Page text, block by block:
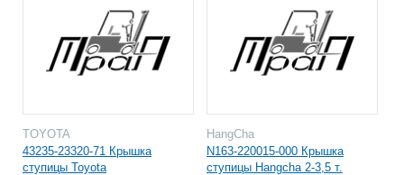
TOYOTA
43235-23320-71 Крышка
ступицы Toyota
HangCha
N163-220015-000 Крышка
ступицы Hangcha 2-3,5 т.